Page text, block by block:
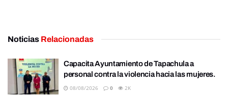
Noticias Relacionadas
Capacita Ayuntamiento de Tapachula a
personal contra la violencia hacia las mujeres.
08/08/2026 0 2K